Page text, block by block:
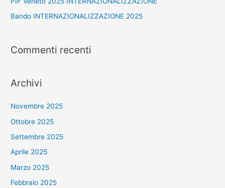
Bando INTERNAZIONALIZZAZIONE 2025
Commenti recenti
Archivi
Novembre 2025
Ottobre 2025
Settembre 2025
Aprile 2025
Marzo 2025
Febbraio 2025